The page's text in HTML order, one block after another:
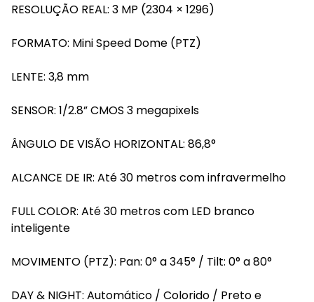
RESOLUÇÃO REAL: 3 MP (2304 × 1296)
FORMATO: Mini Speed Dome (PTZ)
LENTE: 3,8 mm
SENSOR: 1/2.8” CMOS 3 megapixels
ÂNGULO DE VISÃO HORIZONTAL: 86,8°
ALCANCE DE IR: Até 30 metros com infravermelho
FULL COLOR: Até 30 metros com LED branco
inteligente
MOVIMENTO (PTZ): Pan: 0° a 345° / Tilt: 0° a 80°
DAY & NIGHT: Automático / Colorido / Preto e